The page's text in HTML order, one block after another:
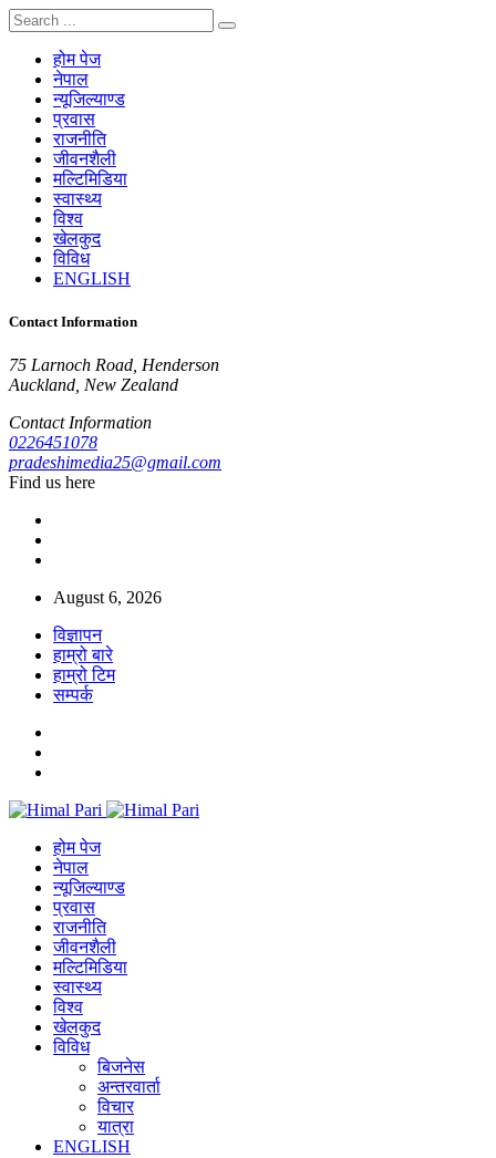
होम पेज
नेपाल
न्यूजिल्याण्ड
प्रवास
राजनीति
जीवनशैली
मल्टिमिडिया
स्वास्थ्य
विश्व
खेलकुद
विविध
ENGLISH
Contact Information
75 Larnoch Road, Henderson
Auckland, New Zealand
Contact Information
0226451078
pradeshimedia25@gmail.com
Find us here
August 6, 2026
विज्ञापन
हाम्रो बारे
हाम्रो टिम
सम्पर्क
होम पेज
नेपाल
न्यूजिल्याण्ड
प्रवास
राजनीति
जीवनशैली
मल्टिमिडिया
स्वास्थ्य
विश्व
खेलकुद
विविध
बिजनेस
अन्तरवार्ता
विचार
यात्रा
ENGLISH